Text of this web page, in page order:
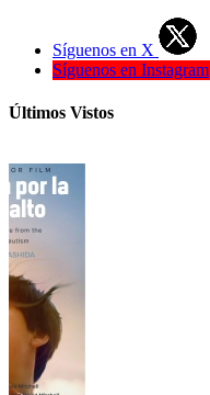
Síguenos en X
Síguenos en Instagram
Últimos Vistos